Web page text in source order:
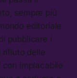
sempre più
editoriale
pubblicare i
rifiuto delle
implacabile